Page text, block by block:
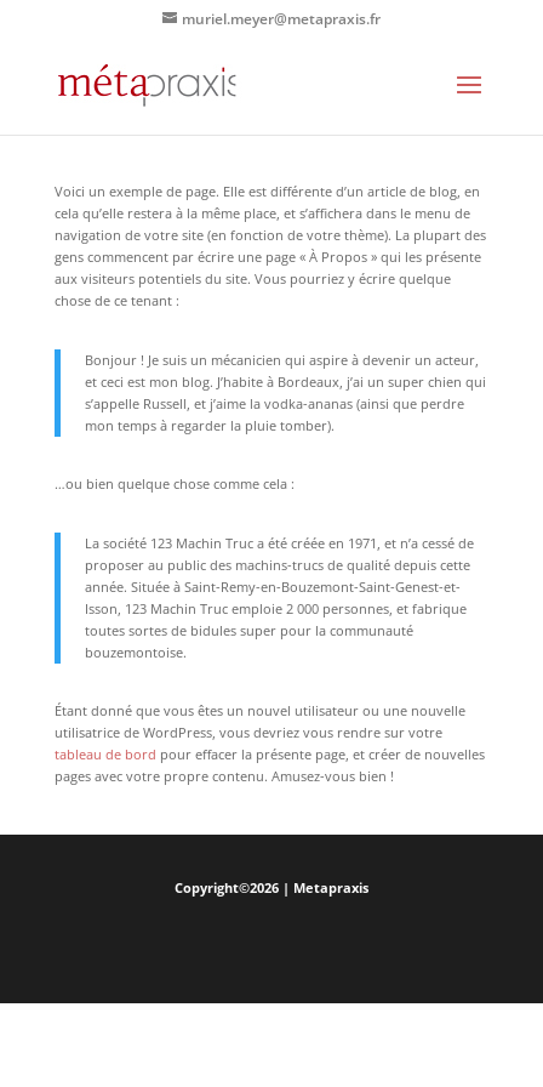
muriel.meyer@metapraxis.fr
Voici un exemple de page. Elle est différente d’un article de blog, en
cela qu’elle restera à la même place, et s’affichera dans le menu de
navigation de votre site (en fonction de votre thème). La plupart des
gens commencent par écrire une page « À Propos » qui les présente
aux visiteurs potentiels du site. Vous pourriez y écrire quelque
chose de ce tenant :
Bonjour ! Je suis un mécanicien qui aspire à devenir un acteur,
et ceci est mon blog. J’habite à Bordeaux, j’ai un super chien qui
s’appelle Russell, et j’aime la vodka-ananas (ainsi que perdre
mon temps à regarder la pluie tomber).
…ou bien quelque chose comme cela :
La société 123 Machin Truc a été créée en 1971, et n’a cessé de
proposer au public des machins-trucs de qualité depuis cette
année. Située à Saint-Remy-en-Bouzemont-Saint-Genest-et-
Isson, 123 Machin Truc emploie 2 000 personnes, et fabrique
toutes sortes de bidules super pour la communauté
bouzemontoise.
Étant donné que vous êtes un nouvel utilisateur ou une nouvelle
utilisatrice de WordPress, vous devriez vous rendre sur votre
tableau de bord pour effacer la présente page, et créer de nouvelles
pages avec votre propre contenu. Amusez-vous bien !
Copyright©2026 | Metapraxis